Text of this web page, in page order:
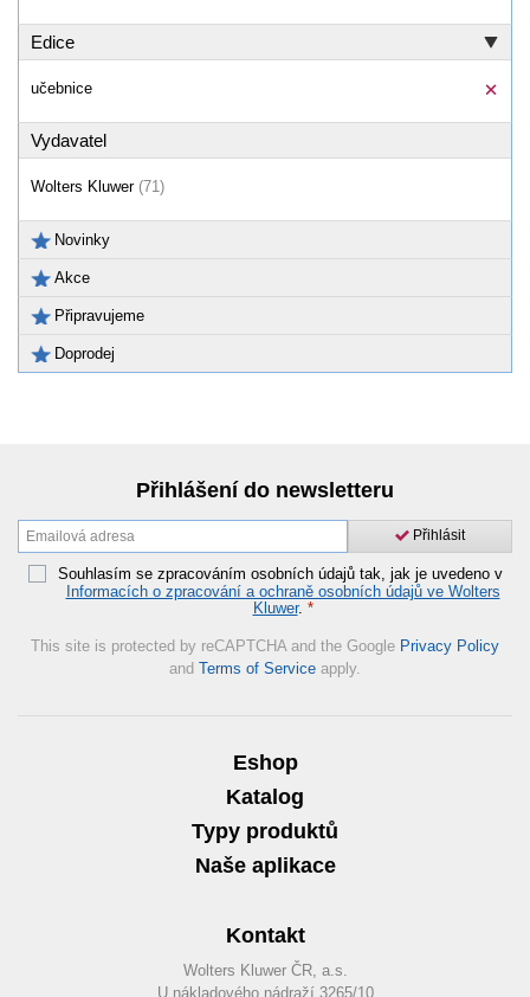
Edice
učebnice
Vydavatel
Wolters Kluwer (71)
Novinky
Akce
Připravujeme
Doprodej
Přihlášení do newsletteru
Přihlásit
Souhlasím se zpracováním osobních údajů tak, jak je uvedeno v
Informacích o zpracování a ochraně osobních údajů ve Wolters
Kluwer. *
This site is protected by reCAPTCHA and the Google Privacy Policy
and Terms of Service apply.
Eshop
Katalog
Typy produktů
Naše aplikace
Kontakt
Wolters Kluwer ČR, a.s.
U nákladového nádraží 3265/10